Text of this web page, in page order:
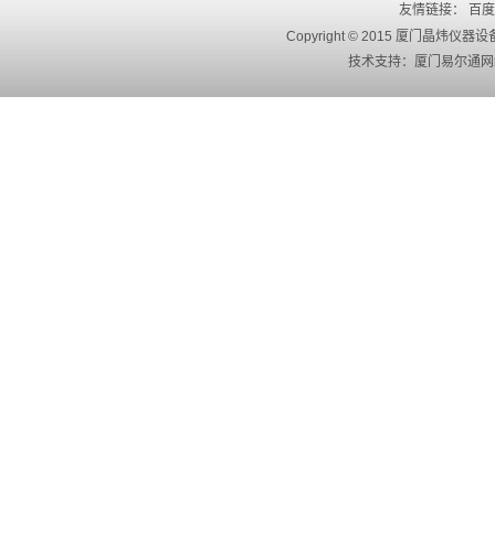
友情链接：
百度
Copyright © 2015 厦门晶炜仪器设
技术支持：
厦门易尔通